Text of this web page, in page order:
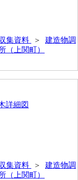
集資料 ＞ 建造物調
（上関町）
詳細図
集資料 ＞ 建造物調
（上関町）